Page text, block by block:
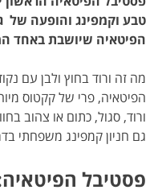
טבע וקמפינג והופעה של
הפיטאיה שיושבת באחד
מה זה ורוד בחוץ ולבן עם
הפיטאיה, פרי של קקטוס
ורוד, סגול, כתום או צהוב
גם חניון קמפינג משפחתי
פסטיבל